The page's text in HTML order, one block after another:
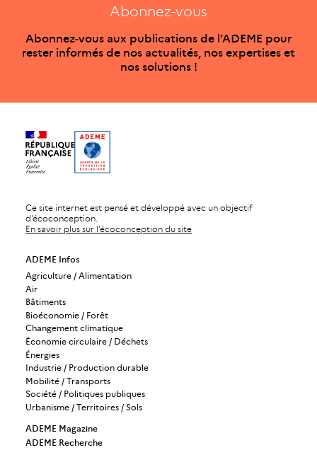
Abonnez-vous
Abonnez-vous aux publications de l’ADEME pour
rester informés de nos actualités, nos expertises et
nos solutions !
Ce site internet est pensé et développé avec un objectif
d’écoconception.
En savoir plus sur l’écoconception du site
ADEME Infos
Agriculture / Alimentation
Air
Bâtiments
Bioéconomie / Forêt
Changement climatique
Économie circulaire / Déchets
Énergies
Industrie / Production durable
Mobilité / Transports
Société / Politiques publiques
Urbanisme / Territoires / Sols
ADEME Magazine
ADEME Recherche